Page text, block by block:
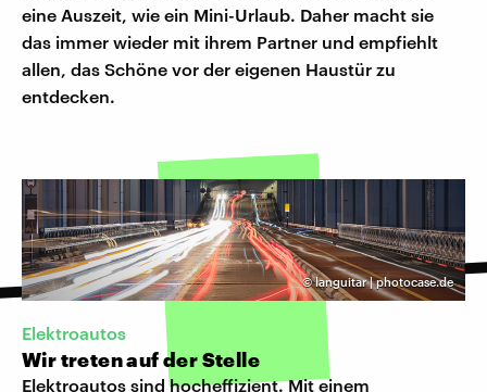
eine Auszeit, wie ein Mini-Urlaub. Daher macht sie
das immer wieder mit ihrem Partner und empfiehlt
allen, das Schöne vor der eigenen Haustür zu
entdecken.
©languitar | photocase.de
Elektroautos
Wir treten auf der Stelle
Elektroautos sind hocheffizient. Mit einem